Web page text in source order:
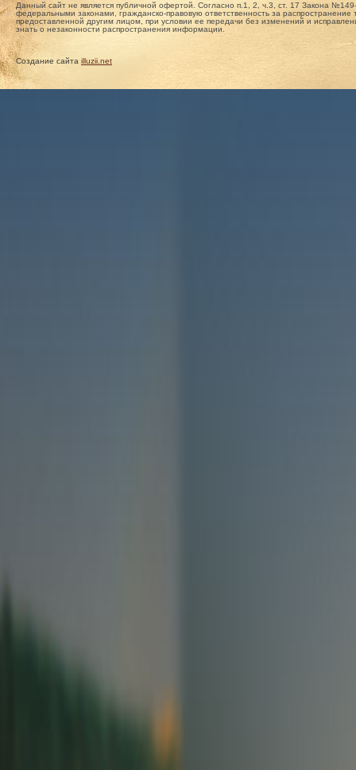
Данный сайт не является публичной офертой. Согласно п.1, 2, ч.3, ст. 17 Закона
федеральными законами, гражданско-правовую ответственность за
предоставленной другим лицом, при условии ее передачи без изменений и
знать о незаконности распространения информации.
Создание сайта illuzii.net